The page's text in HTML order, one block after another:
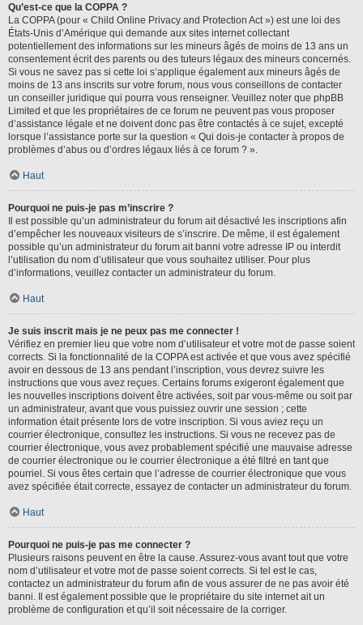
Qu’est-ce que la COPPA ?
La COPPA (pour « Child Online Privacy and Protection Act ») est une loi des
États-Unis d’Amérique qui demande aux sites internet collectant
potentiellement des informations sur les mineurs âgés de moins de 13 ans un
consentement écrit des parents ou des tuteurs légaux des mineurs concernés.
Si vous ne savez pas si cette loi s’applique également aux mineurs âgés de
moins de 13 ans inscrits sur votre forum, nous vous conseillons de contacter
un conseiller juridique qui pourra vous renseigner. Veuillez noter que phpBB
Limited et que les propriétaires de ce forum ne peuvent pas vous proposer
d’assistance légale et ne doivent donc pas être contactés à ce sujet, excepté
lorsque l’assistance porte sur la question « Qui dois-je contacter à propos de
problèmes d’abus ou d’ordres légaux liés à ce forum ? ».
Haut
Pourquoi ne puis-je pas m’inscrire ?
Il est possible qu’un administrateur du forum ait désactivé les inscriptions afin
d’empêcher les nouveaux visiteurs de s’inscrire. De même, il est également
possible qu’un administrateur du forum ait banni votre adresse IP ou interdit
l’utilisation du nom d’utilisateur que vous souhaitez utiliser. Pour plus
d’informations, veuillez contacter un administrateur du forum.
Haut
Je suis inscrit mais je ne peux pas me connecter !
Vérifiez en premier lieu que votre nom d’utilisateur et votre mot de passe soient
corrects. Si la fonctionnalité de la COPPA est activée et que vous avez spécifié
avoir en dessous de 13 ans pendant l’inscription, vous devrez suivre les
instructions que vous avez reçues. Certains forums exigeront également que
les nouvelles inscriptions doivent être activées, soit par vous-même ou soit par
un administrateur, avant que vous puissiez ouvrir une session ; cette
information était présente lors de votre inscription. Si vous aviez reçu un
courrier électronique, consultez les instructions. Si vous ne recevez pas de
courrier électronique, vous avez probablement spécifié une mauvaise adresse
de courrier électronique ou le courrier électronique a été filtré en tant que
pourriel. Si vous êtes certain que l’adresse de courrier électronique que vous
avez spécifiée était correcte, essayez de contacter un administrateur du forum.
Haut
Pourquoi ne puis-je pas me connecter ?
Plusieurs raisons peuvent en être la cause. Assurez-vous avant tout que votre
nom d’utilisateur et votre mot de passe soient corrects. Si tel est le cas,
contactez un administrateur du forum afin de vous assurer de ne pas avoir été
banni. Il est également possible que le propriétaire du site internet ait un
problème de configuration et qu’il soit nécessaire de la corriger.